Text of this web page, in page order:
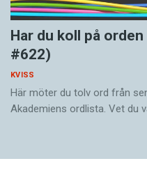
Har du koll på
#622)
KVISS
Här möter du tolv ord från
Akademiens ordlista. Vet du